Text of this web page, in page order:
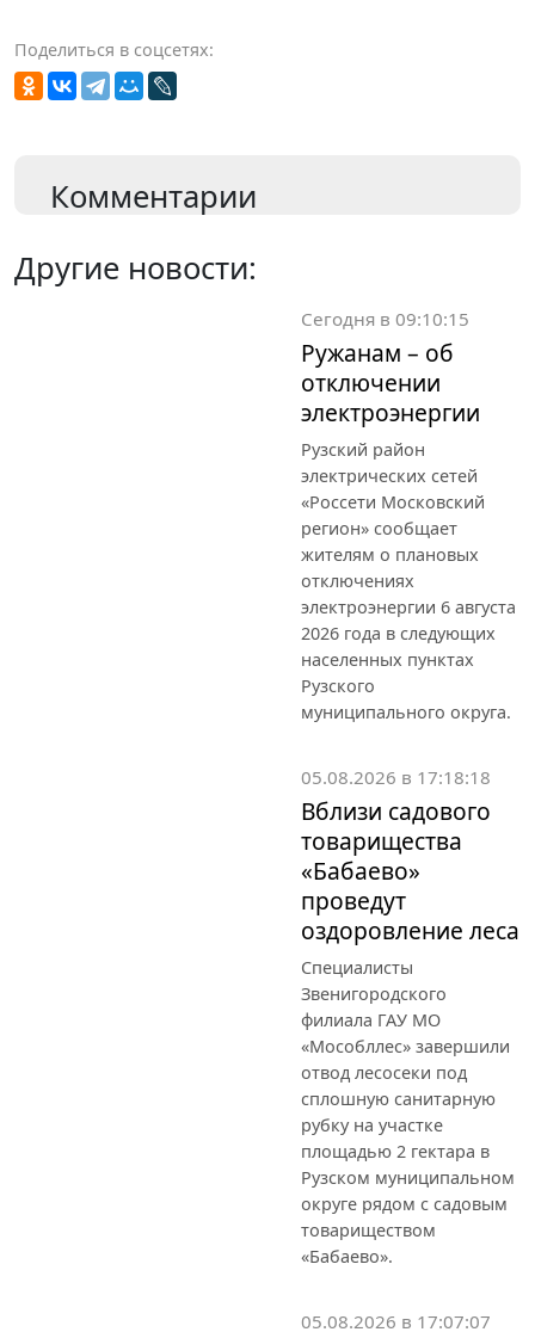
Поделиться в соцсетях:
Комментарии
Другие новости:
Сегодня в 09:10:15
Ружанам – об
отключении
электроэнергии
Рузский район
электрических сетей
«Россети Московский
регион» сообщает
жителям о плановых
отключениях
электроэнергии 6 августа
2026 года в следующих
населенных пунктах
Рузского
муниципального округа.
05.08.2026 в 17:18:18
Вблизи садового
товарищества
«Бабаево»
проведут
оздоровление леса
Специалисты
Звенигородского
филиала ГАУ МО
«Мособллес» завершили
отвод лесосеки под
сплошную санитарную
рубку на участке
площадью 2 гектара в
Рузском муниципальном
округе рядом с садовым
товариществом
«Бабаево».
05.08.2026 в 17:07:07